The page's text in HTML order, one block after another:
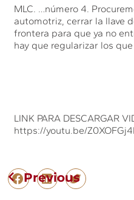
MLC. …número 4.
automotriz, cerrar la llave
frontera para que ya no
hay que regularizar los
LINK PARA DESCARGAR
https://youtu.be/
Previous